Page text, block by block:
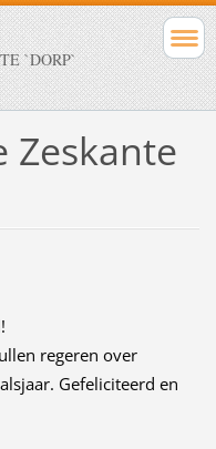
`DORP`
Zeskante
regeren over
Gefeliciteerd en